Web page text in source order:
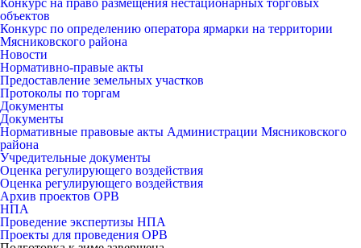
Конкурс на право размещения нестационарных торговых
объектов
Конкурс по определению оператора ярмарки на территории
Мясниковского района
Новости
Нормативно-правые акты
Предоставление земельных участков
Протоколы по торгам
Документы
Документы
Нормативные правовые акты Администрации Мясниковского
района
Учредительные документы
Оценка регулирующего воздействия
Оценка регулирующего воздействия
Архив проектов ОРВ
НПА
Проведение экспертизы НПА
Проекты для проведения ОРВ